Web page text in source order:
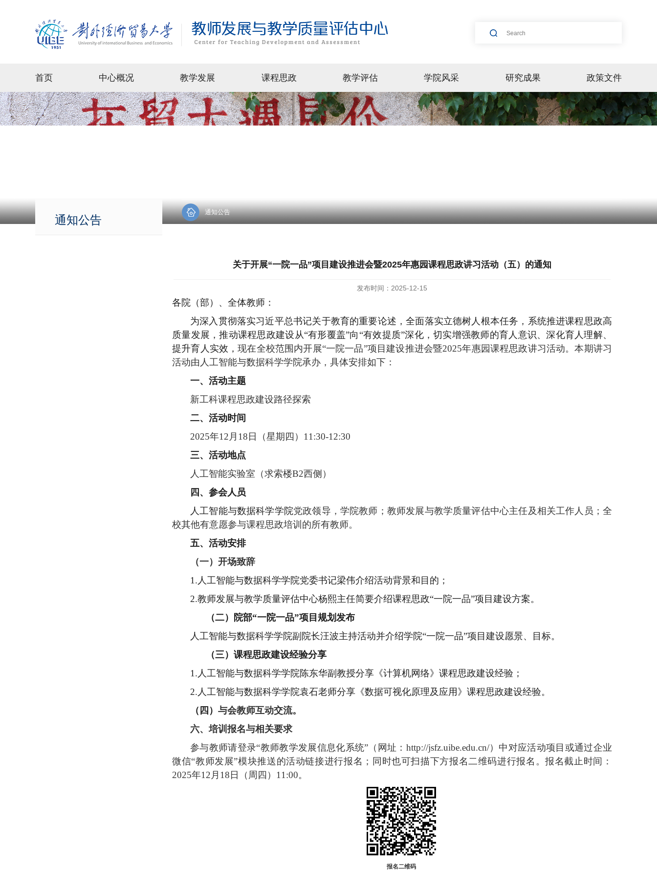
首页 中心概况 教学发展 课程思政 教学评估 学院风采 研究成果 政策文件
通知公告
通知公告
关于开展“一院一品”项目建设推进会暨2025年惠园课程思政讲习活动（五）的通知
发布时间：2025-12-15
各院（部）、全体教师：
为深入贯彻落实习近平总书记关于教育的重要论述，全面落实立德树人根本任务，系统推进课程思政高
质量发展，推动课程思政建设从“有形覆盖”向“有效提质”深化，切实增强教师的育人意识、深化育人理解、
提升育人实效，现在全校范围内开展“一院一品”项目建设推进会暨2025年惠园课程思政讲习活动。本期讲习
活动由人工智能与数据科学学院承办，具体安排如下：
一、 活动主题
新工科课程思政建设路径探索
二、 活动时间
2025年12月18日（星期四）11:30-12:30
三、 活动地点
人工智能实验室（求索楼B2西侧 ）
四、 参会人员
人工智能与数据科学学院党政领导，学院教师 ；教师发展与教学质量评估中心主任及相关工作人员；全
校其他有意愿参与课程思政培训的所有教师。
五、 活动安排
（一）开场致辞
1. 人工智能与数据科学学院党委书记梁伟介绍活动背景和目的；
2.教师发展与教学质量评估中心杨熙主任简要介绍课程思政“一院一品”项目建设方案。
（二）
院部“一院一品”项目规划发布
人工智能与数据科学学院副院长汪波主持活动并介绍学院“一院一品”项目建设愿景、目标。
（三） 课程思政建设经验分享
1. 人工智能与数据科学学院陈东华副教授分享《计算机网络》课程思政建设经验；
2. 人工智能与数据科学学院袁石老师分享《数据可视化原理及应用》课程思政建设经验。
（ 四 ） 与会教师互动交流。
六、培训报名与相关要求
参与教师请登录“教师教学发展信息化系统”（网址： http://jsfz.uibe.edu.cn/）中对应活动项目或通过企业
微信“教师发展”模块推送的活动链接进行报名；同时也可扫描下方报名二维码进行报名。报名截止时间：
2025年1 2 月 18 日（周四） 11:00。
报名二维码